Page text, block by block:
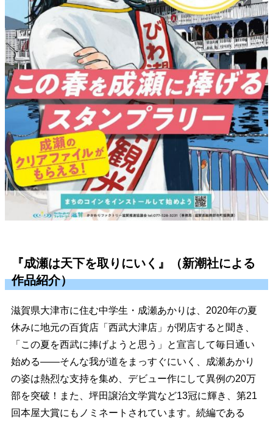
『成瀬は天下を取りにいく』（新潮社による
作品紹介）
滋賀県大津市に住む中学生・成瀬あかりは、2020年の夏
休みに地元の百貨店「西武大津店」が閉店すると聞き、
「この夏を西武に捧げようと思う」と宣言して毎日通い
始める――そんな我が道をまっすぐにいく、成瀬あかり
の姿は熱烈な支持を集め、デビュー作にして異例の20万
部を突破！また、坪田譲治文学賞など13冠に輝き、第21
回本屋大賞にもノミネートされています。続編である